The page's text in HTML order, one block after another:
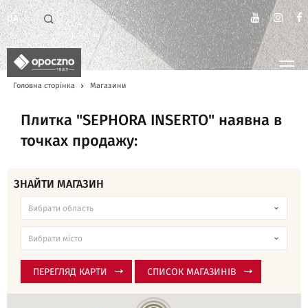
UA
Головна сторінка Магазини
Плитка "SEPHORA INSERTO" наявна в
точках продажу:
ЗНАЙТИ МАГАЗИН
ПЕРЕГЛЯД КАРТИ СПИСОК МАГАЗИНІВ